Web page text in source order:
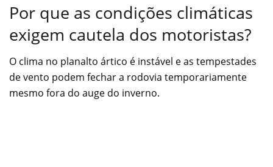
Por que as condições climáticas
exigem cautela dos motoristas?
O clima no planalto ártico é instável e as tempestades
de vento podem fechar a rodovia temporariamente
mesmo fora do auge do inverno.